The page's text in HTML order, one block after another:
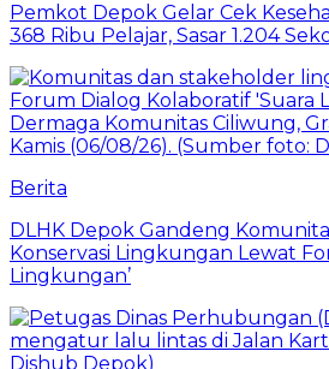
Pemkot Depok Gelar Cek
368 Ribu Pelajar, Sasar 1.204
Berita
DLHK Depok Gandeng
Konservasi Lingkungan Lewat
Lingkungan’